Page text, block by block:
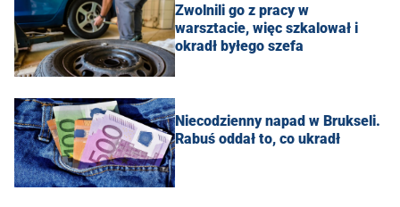
Zwolnili go z pracy w
warsztacie, więc szkalował i
okradł byłego szefa
Niecodzienny napad w Brukseli.
Rabuś oddał to, co ukradł